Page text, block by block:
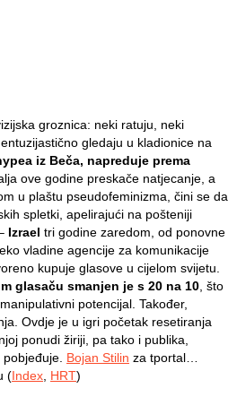
groznica: neki ratuju, neki
gledaju u kladionice na
iz Beča, napreduje prema
ove godine preskače natjecanje, a
u plaštu pseudofeminizma, čini se da
spletki, apelirajući na pošteniji
Izrael tri godine zaredom, od ponovne
vladine agencije za komunikacije
kupuje glasove u cijelom svijetu.
glasaču smanjen je s 20 na 10 , što
potencijal. Također,
Ovdje je u igri početak resetiranja
ponudi žiriji, pa tako i publika,
Bojan Stilin za tportal…
(Index HRT)